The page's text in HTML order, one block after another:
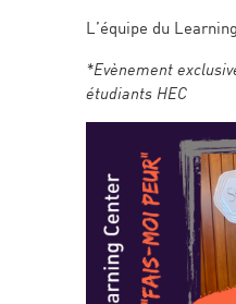
L’équipe du
*Evènement
étudiants HEC